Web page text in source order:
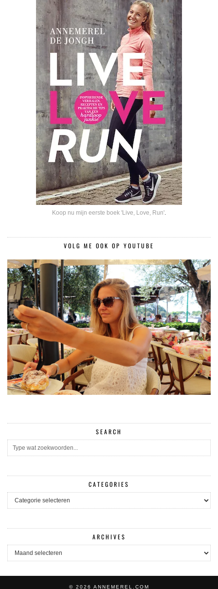
Koop nu mijn eerste boek 'Live, Love, Run'
VOLG ME OOK OP YOUTUBE
SEARCH
CATEGORIES
CATEGORIES
ARCHIVES
ARCHIVES
© 2026 ANNEMEREL.COM